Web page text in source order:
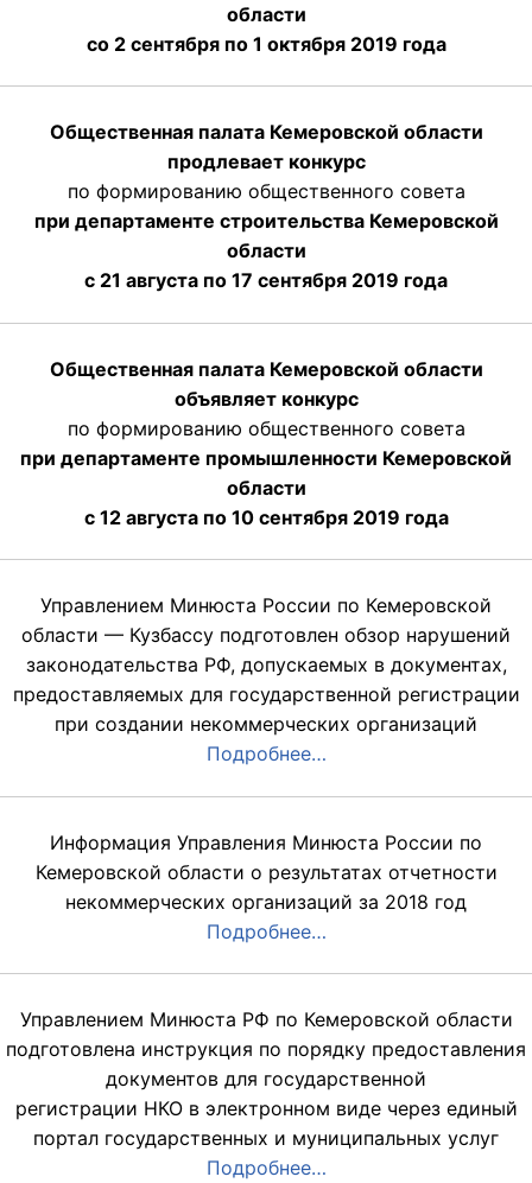
области
со 2 сентября по 1 октября 2019 года
Общественная палата Кемеровской области
продлевает конкурс
по формированию общественного совета
при департаменте строительства Кемеровской
области
с 21 августа по 17 сентября 2019 года
Общественная палата Кемеровской области
объявляет конкурс
по формированию общественного совета
при департаменте промышленности Кемеровской
области
с 12 августа по 10 сентября 2019 года
Управлением Минюста России по Кемеровской
области — Кузбассу подготовлен обзор нарушений
законодательства РФ, допускаемых в документах,
предоставляемых для государственной регистрации
при создании некоммерческих организаций
Подробнее…
Информация Управления Минюста России по
Кемеровской области о результатах отчетности
некоммерческих организаций за 2018 год
Подробнее…
Управлением Минюста РФ по Кемеровской области
подготовлена инструкция по порядку предоставления
документов для государственной
регистрации НКО в электронном виде через единый
портал государственных и муниципальных услуг
Подробнее…